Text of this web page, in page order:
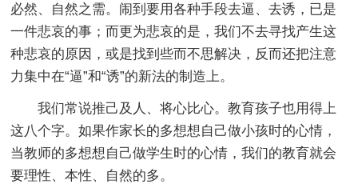
必然、自然之需。闹到要用各种手段去逼、去诱，已是
一件悲哀的事；而更为悲哀的是，我们不去寻找产生这
种悲哀的原因，或是找到些而不思解决，反而还把注意
力集中在“逼”和“诱”的新法的制造上。
我们常说推己及人、将心比心。教育孩子也用得上
这八个字。如果作家长的多想想自己做小孩时的心情，
当教师的多想想自己做学生时的心情，我们的教育就会
要理性、本性、自然的多。